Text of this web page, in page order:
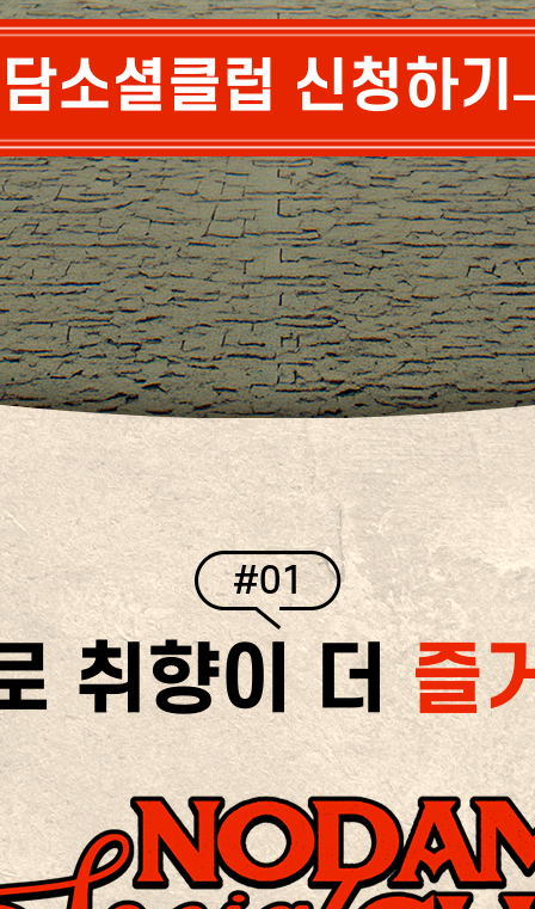
소셜클럽 신청하기
#01
취향이 더즐